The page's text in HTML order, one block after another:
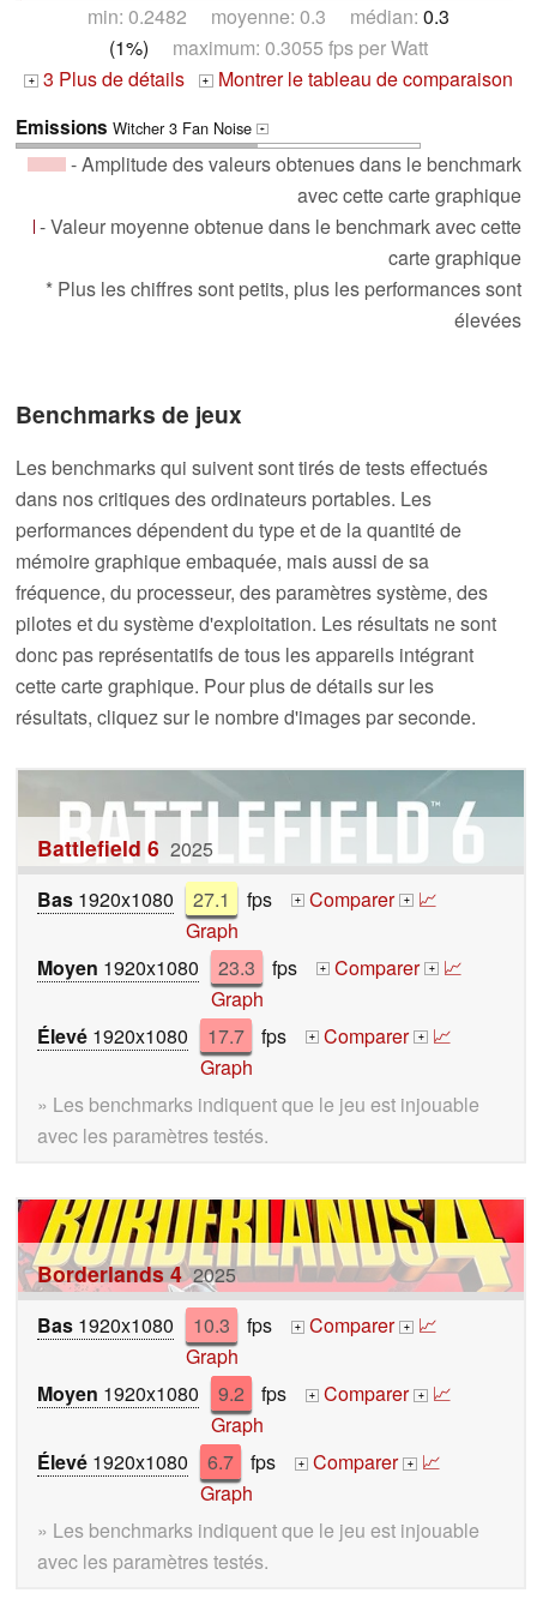
min: 0.2482 moyenne: 0.3 médian: 0.3
(1%) maximum: 0.3055 fps per Watt
+ 3 Plus de détails + Montrer le tableau de comparaison
Emissions Witcher 3 Fan Noise +
- Amplitude des valeurs obtenues dans le benchmark
avec cette carte graphique
- Valeur moyenne obtenue dans le benchmark avec cette
carte graphique
* Plus les chiffres sont petits, plus les performances sont
élevées
Benchmarks de jeux
Les benchmarks qui suivent sont tirés de tests effectués
dans nos critiques des ordinateurs portables. Les
performances dépendent du type et de la quantité de
mémoire graphique embaquée, mais aussi de sa
fréquence, du processeur, des paramètres système, des
pilotes et du système d'exploitation. Les résultats ne sont
donc pas représentatifs de tous les appareils intégrant
cette carte graphique. Pour plus de détails sur les
résultats, cliquez sur le nombre d'images par seconde.
Battlefield 6 2025
Bas 1920x1080 27.1 fps + Comparer + 📈
Graph
Moyen 1920x1080 23.3 fps + Comparer + 📈
Graph
Élevé 1920x1080 17.7 fps + Comparer + 📈
Graph
» Les benchmarks indiquent que le jeu est injouable
avec les paramètres testés.
Borderlands 4 2025
Bas 1920x1080 10.3 fps + Comparer + 📈
Graph
Moyen 1920x1080 9.2 fps + Comparer + 📈
Graph
Élevé 1920x1080 6.7 fps + Comparer + 📈
Graph
» Les benchmarks indiquent que le jeu est injouable
avec les paramètres testés.